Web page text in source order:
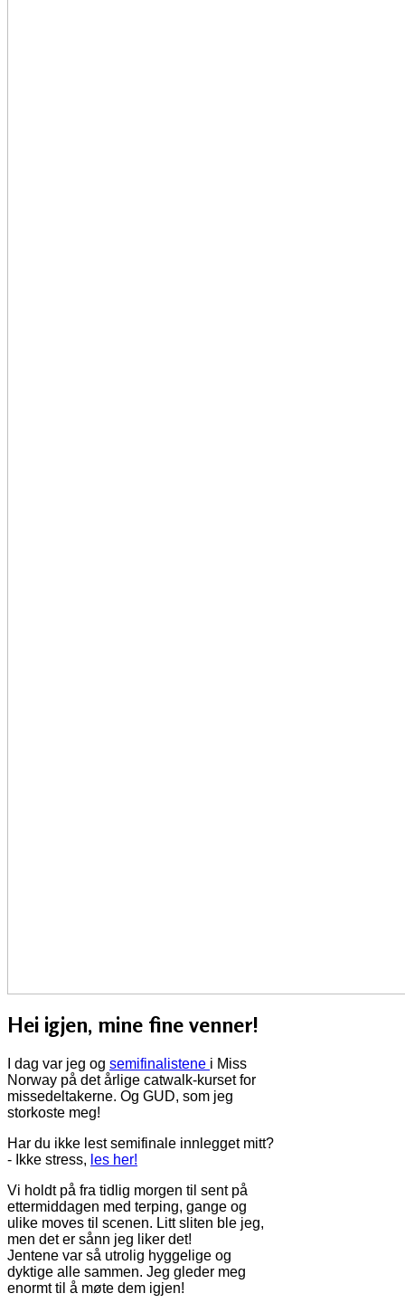
Hei igjen, mine fine venner!
I dag var jeg og semifinalistene i Miss
Norway på det årlige catwalk-kurset for
missedeltakerne. Og GUD, som jeg
storkoste meg!
Har du ikke lest semifinale innlegget mitt?
- Ikke stress, les her!
Vi holdt på fra tidlig morgen til sent på
ettermiddagen med terping, gange og
ulike moves til scenen. Litt sliten ble jeg,
men det er sånn jeg liker det!
Jentene var så utrolig hyggelige og
dyktige alle sammen. Jeg gleder meg
enormt til å møte dem igjen!